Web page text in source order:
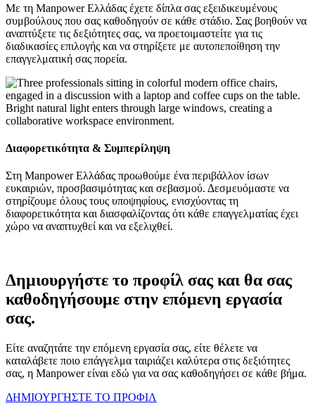
Με τη Manpower Ελλάδας έχετε δίπλα σας εξειδικευμένους
συμβούλους που σας καθοδηγούν σε κάθε στάδιο. Σας βοηθούν να
αναπτύξετε τις δεξιότητες σας, να προετοιμαστείτε για τις
διαδικασίες επιλογής και να στηρίξετε με αυτοπεποίθηση την
επαγγελματική σας πορεία.
Διαφορετικότητα & Συμπερίληψη
Στη Manpower Ελλάδας προωθούμε ένα περιβάλλον ίσων
ευκαιριών, προσβασιμότητας και σεβασμού. Δεσμευόμαστε να
στηρίζουμε όλους τους υποψηφίους, ενισχύοντας τη
διαφορετικότητα και διασφαλίζοντας ότι κάθε επαγγελματίας έχει
χώρο να αναπτυχθεί και να εξελιχθεί.
Δημιουργήστε το προφίλ σας και θα σας
καθοδηγήσουμε στην επόμενη εργασία
σας.
Είτε αναζητάτε την επόμενη εργασία σας, είτε θέλετε να
καταλάβετε ποιο επάγγελμα ταιριάζει καλύτερα στις δεξιότητες
σας, η Manpower είναι εδώ για να σας καθοδηγήσει σε κάθε βήμα.
ΔΗΜΙΟΥΡΓΗΣΤΕ ΤΟ ΠΡΟΦΙΛ